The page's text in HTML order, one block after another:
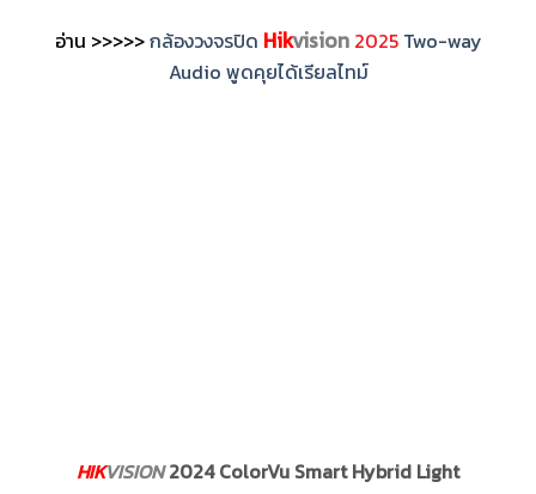
อ่าน >>>>>กล้องวงจรปิด Hikvision 2025Two-way
Audio พูดคุยได้เรียลไทม์
HIKVISION2024 ColorVu Smart Hybrid Light